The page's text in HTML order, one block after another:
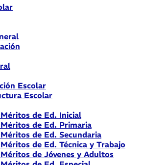
Escolar
Escolar
de Ed. Inicial
de Ed. Primaria
de Ed. Secundaria
de Ed. Técnica y Trabajo
de Jóvenes y Adultos